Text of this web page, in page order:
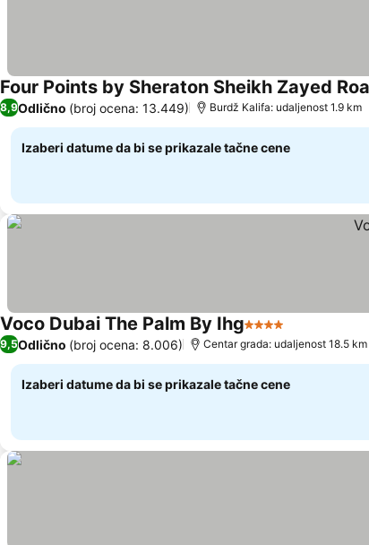
Four Points by Sheraton Sheikh Zayed
8,9Odlično (broj ocena: 13.449) Burdž Kalifa: udaljenost 1.9 km
Izaberi datume da bi se prikazale tačne cene
Voco Dubai The Palm By Ihg4 Zvezdice
9,5Odlično (broj ocena: 8.006) Centar grada: udaljenost 18.5 km
Izaberi datume da bi se prikazale tačne cene